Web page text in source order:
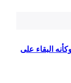
البقاء على